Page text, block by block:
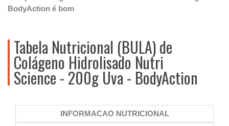
BodyAction é bom
Tabela Nutricional (BULA) de
Colágeno Hidrolisado Nutri
Science - 200g Uva - BodyAction
INFORMACAO NUTRICIONAL